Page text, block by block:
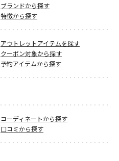
ブランドから探す
特徴から探す
アウトレットアイテムを探す
クーポン対象から探す
予約アイテムから探す
コーディネートから探す
口コミから探す